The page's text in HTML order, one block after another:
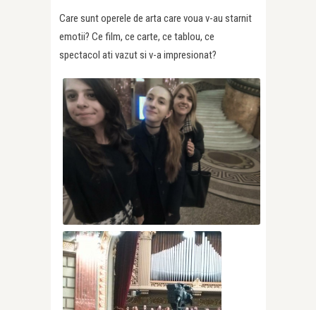
Care sunt operele de arta care voua v-au starnit
emotii? Ce film, ce carte, ce tablou, ce
spectacol ati vazut si v-a impresionat?